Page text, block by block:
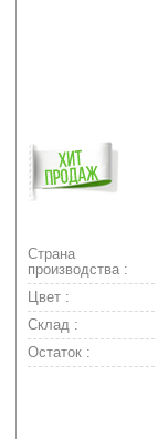
Страна
производства :
Цвет :
Склад :
Остаток :